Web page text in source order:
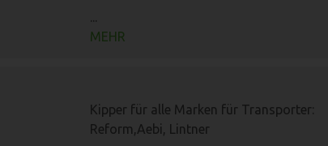
...
MEHR
Kipper für alle Marken für Transporter:
Reform,Aebi, Lintner